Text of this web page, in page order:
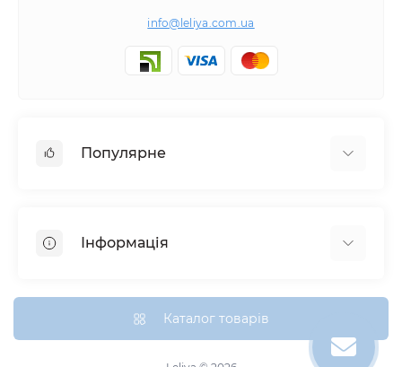
info@leliya.com.ua
Популярне
Подивитись усі
Сатин Преміум
Інформація
Контакти
Каталог товарів